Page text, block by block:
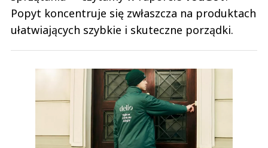
Popyt koncentruje się zwłaszcza na produktach
ułatwiających szybkie i skuteczne porządki.